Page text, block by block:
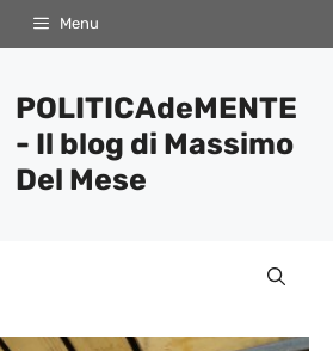
Menu
POLITICAdeMENTE
- Il blog di Massimo
Del Mese